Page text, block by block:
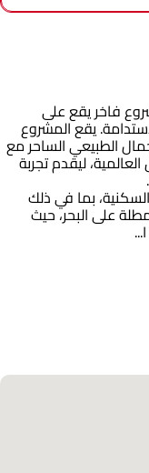
فاخر يقع على
يقع المشروع
الطبيعي الساحر مع
ليقدم تجربة
بما في ذلك
على البحر، حيث